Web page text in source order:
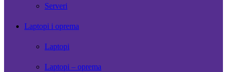
Serveri
Laptopi i oprema
Laptopi
Laptopi – oprema